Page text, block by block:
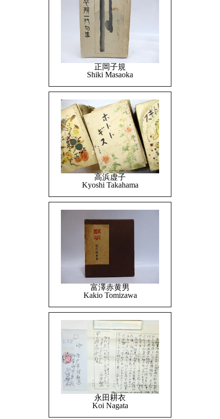
正岡子規
Shiki Masaoka
高浜虚子
Kyoshi Takahama
富澤赤黄男
Kakio Tomizawa
永田耕衣
Koi Nagata